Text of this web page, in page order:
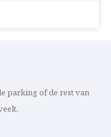
parking of de rest van